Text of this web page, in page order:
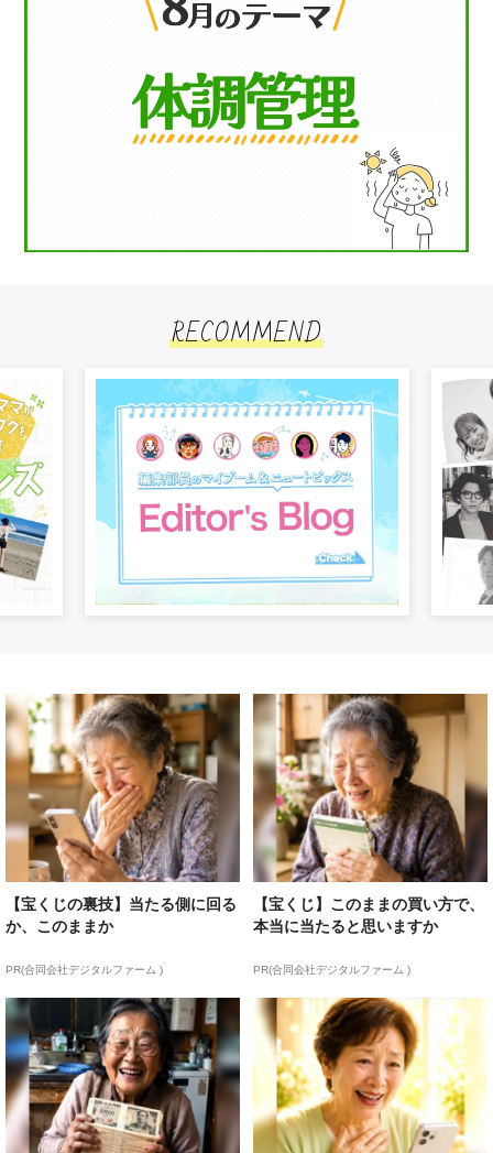
RECOMMEND
【宝くじの裏技】当たる側に回る
か、このままか
PR(合同会社デジタルファーム )
【宝くじ】このままの買い方で、
本当に当たると思いますか
PR(合同会社デジタルファーム )